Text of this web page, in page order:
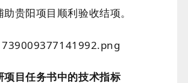
助贵阳项目顺利验收结项。
项目任务书中的技术指标